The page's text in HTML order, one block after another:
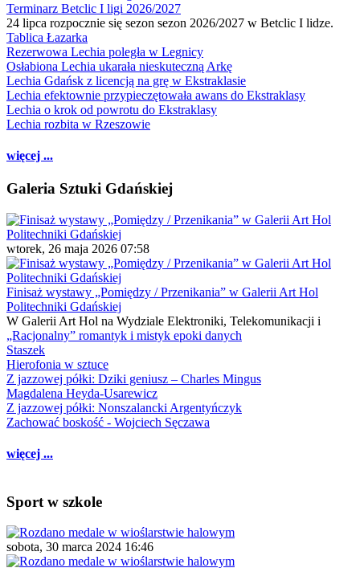
Terminarz Betclic I ligi 2026/2027
24 lipca rozpocznie się sezon sezon 2026/2027 w Betclic I lidze.
Tablica Łazarka
Rezerwowa Lechia poległa w Legnicy
Osłabiona Lechia ukarała nieskuteczną Arkę
Lechia Gdańsk z licencją na grę w Ekstraklasie
Lechia efektownie przypieczętowała awans do Ekstraklasy
Lechia o krok od powrotu do Ekstraklasy
Lechia rozbita w Rzeszowie
więcej ...
Galeria Sztuki Gdańskiej
wtorek, 26 maja 2026 07:58
Finisaż wystawy „Pomiędzy / Przenikania” w Galerii Art Hol
Politechniki Gdańskiej
W Galerii Art Hol na Wydziale Elektroniki, Telekomunikacji i
„Racjonalny” romantyk i mistyk epoki danych
Staszek
Hierofonia w sztuce
Z jazzowej półki: Dziki geniusz – Charles Mingus
Magdalena Heyda-Usarewicz
Z jazzowej półki: Nonszalancki Argentyńczyk
Zachować boskość - Wojciech Sęczawa
więcej ...
Sport w szkole
sobota, 30 marca 2024 16:46